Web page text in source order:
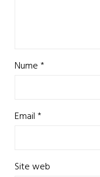
Nume*
Email*
Site web